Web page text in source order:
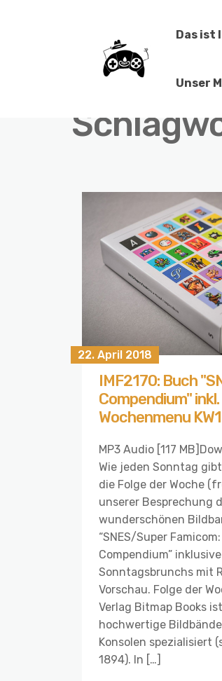
Das ist
Unser
22. April 2018
IMF2170: Buch
Compendium" inkl.
Wochenmenu
MP3 Audio [117
Wie jeden Sonntag
die Folge der Woche
unserer Besprechung
wunderschönen
“SNES/Super Famicom:
Compendium”
Sonntagsbrunchs mit
Vorschau. Folge der
Verlag Bitmap Books
hochwertige
Konsolen spezialisiert
1894). In […]